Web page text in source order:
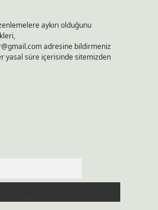
aykırı olduğunu
adresine bildirmeniz
yasal süre içerisinde sitemizden